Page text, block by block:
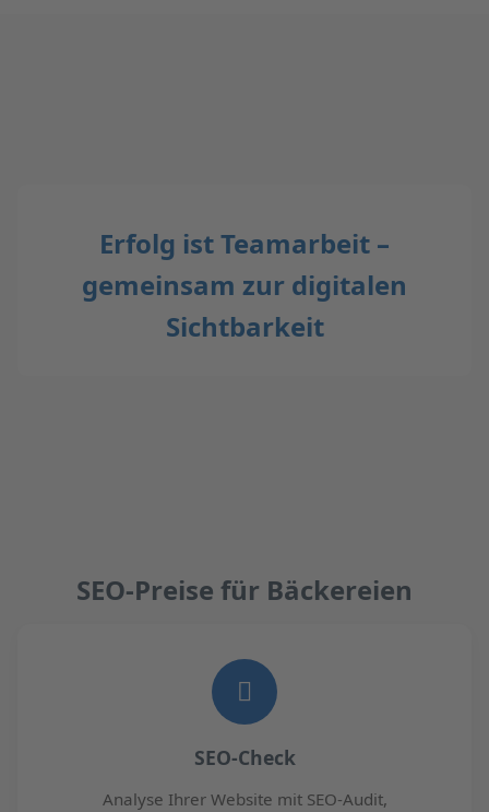
Erfolg ist Teamarbeit –
gemeinsam zur digitalen
Sichtbarkeit
SEO-Preise für Bäckereien
SEO-Check
Analyse Ihrer Website mit SEO-Audit,